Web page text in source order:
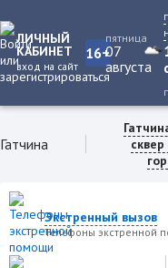
ЛИЧНЫЙ
КАБИНЕТ
вход на сайт
16+
пятница
07
августа
Гатчина
Экстренный вызов
Телефоны экстренной